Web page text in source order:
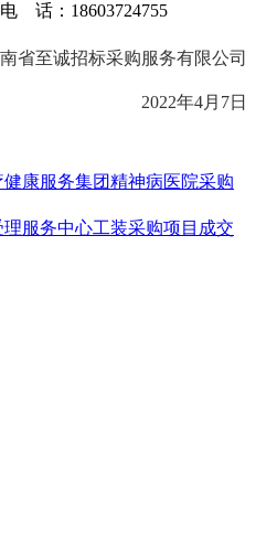
电 话： 18603724755
省至诚招标采购服务有限公司
2022年4月 7日
康服务集团精神病医院采购
服务中心工装采购项目成交